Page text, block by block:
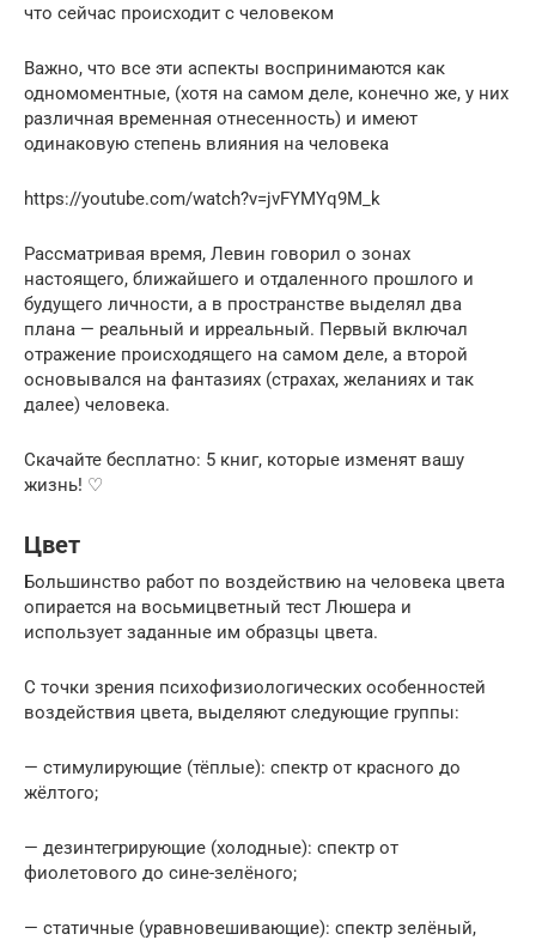
что сейчас происходит с человеком
Важно, что все эти аспекты воспринимаются как
одномоментные, (хотя на самом деле, конечно же, у них
различная временная отнесенность) и имеют
одинаковую степень влияния на человека
https://youtube.com/watch?v=jvFYMYq9M_k
Рассматривая время, Левин говорил о зонах
настоящего, ближайшего и отдаленного прошлого и
будущего личности, а в пространстве выделял два
плана — реальный и ирреальный. Первый включал
отражение происходящего на самом деле, а второй
основывался на фантазиях (страхах, желаниях и так
далее) человека.
Скачайте бесплатно: 5 книг, которые изменят вашу
жизнь! ♡
Цвет
Большинство работ по воздействию на человека цвета
опирается на восьмицветный тест Люшера и
использует заданные им образцы цвета.
С точки зрения психофизиологических особенностей
воздействия цвета, выделяют следующие группы:
— стимулирующие (тёплые): спектр от красного до
жёлтого;
— дезинтегрирующие (холодные): спектр от
фиолетового до сине-зелёного;
— статичные (уравновешивающие): спектр зелёный,